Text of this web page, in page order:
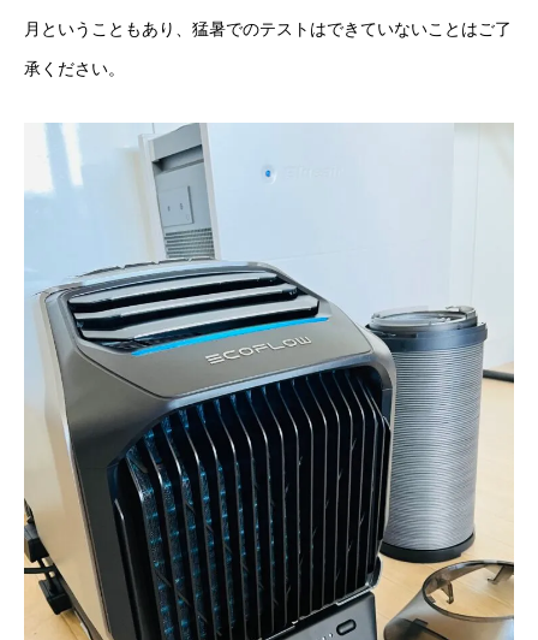
月ということもあり、猛暑でのテストはできていないことはご了
承ください。